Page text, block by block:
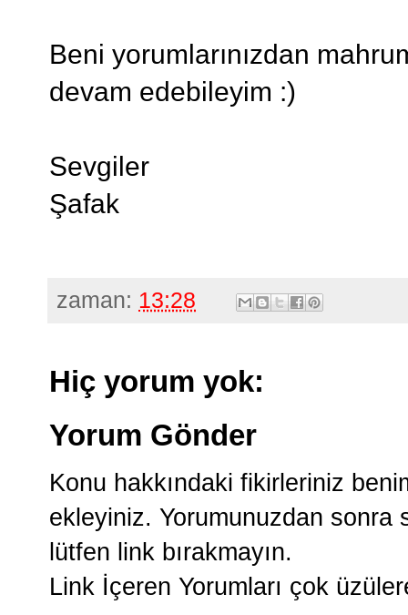
Beni yorumlarınızdan
devam edebileyim :)
Sevgiler
Şafak
zaman: 13:28
Hiç yorum yok:
Yorum Gönder
Konu hakkındaki fikirleriniz
ekleyiniz. Yorumunuzdan
lütfen link bırakmayın.
Link İçeren Yorumları çok